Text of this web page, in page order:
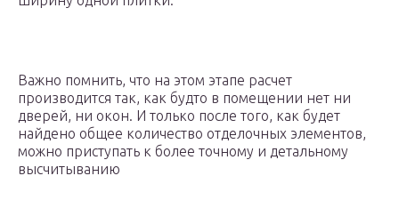
Важно помнить, что на этом этапе расчет
производится так, как будто в помещении нет ни
дверей, ни окон. И только после того, как будет
найдено общее количество отделочных элементов,
можно приступать к более точному и детальному
высчитыванию